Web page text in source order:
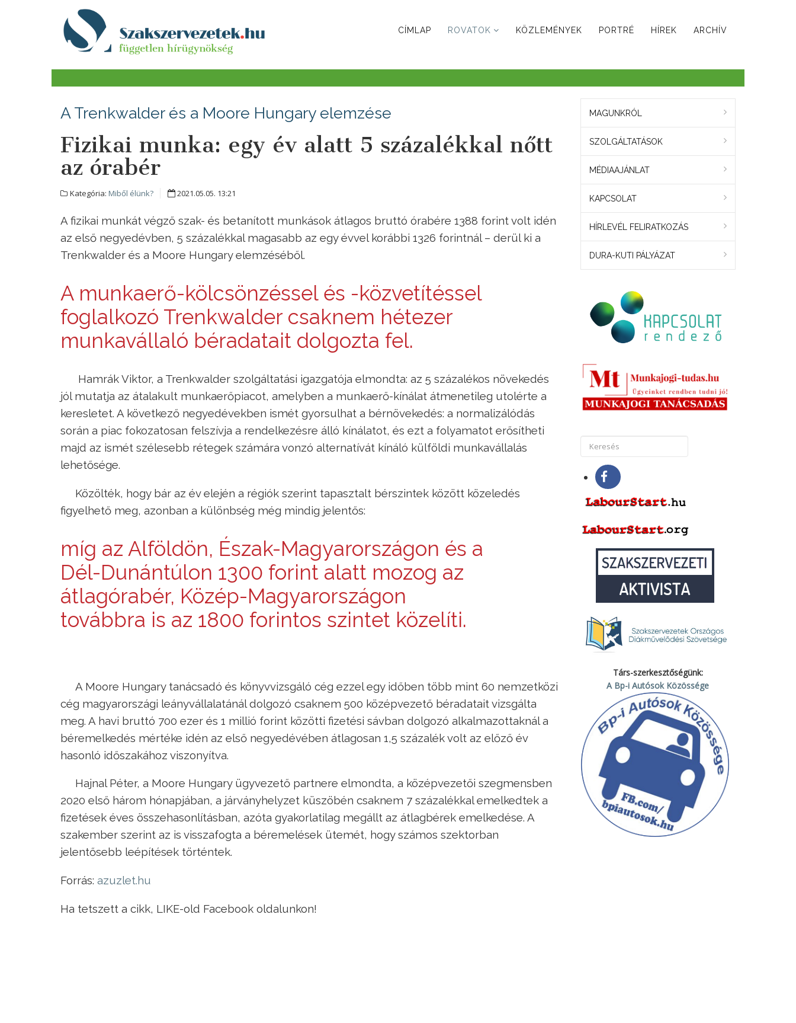
CÍMLAP ROVATOK KÖZLEMÉNYEK PORTRÉ HÍREK ARCHÍV
A Trenkwalder és a Moore Hungary elemzése
Fizikai munka: egy év alatt 5 százalékkal nőtt
az órabér
Kategória: Miből élünk? 2021.05.05. 13:21
A fizikai munkát végző szak- és betanított munkások átlagos bruttó órabére 1388 forint volt idén
az első negyedévben, 5 százalékkal magasabb az egy évvel korábbi 1326 forintnál – derül ki a
Trenkwalder és a Moore Hungary elemzéséből.
A munkaerő-kölcsönzéssel és -közvetítéssel
foglalkozó Trenkwalder csaknem hétezer
munkavállaló béradatait dolgozta fel.
Hamrák Viktor, a Trenkwalder szolgáltatási igazgatója elmondta: az 5 százalékos növekedés
jól mutatja az átalakult munkaerőpiacot, amelyben a munkaerő-kínálat átmenetileg utolérte a
keresletet. A következő negyedévekben ismét gyorsulhat a bérnövekedés: a normalizálódás
során a piac fokozatosan felszívja a rendelkezésre álló kínálatot, és ezt a folyamatot erősítheti
majd az ismét szélesebb rétegek számára vonzó alternatívát kínáló külföldi munkavállalás
lehetősége.
Közölték, hogy bár az év elején a régiók szerint tapasztalt bérszintek között közeledés
figyelhető meg, azonban a különbség még mindig jelentős:
míg az Alföldön, Észak-Magyarországon és a
Dél-Dunántúlon 1300 forint alatt mozog az
átlagórabér, Közép-Magyarországon
továbbra is az 1800 forintos szintet közelíti.
A Moore Hungary tanácsadó és könyvvizsgáló cég ezzel egy időben több mint 60 nemzetközi
cég magyarországi leányvállalatánál dolgozó csaknem 500 középvezető béradatait vizsgálta
meg. A havi bruttó 700 ezer és 1 millió forint közötti fizetési sávban dolgozó alkalmazottaknál a
béremelkedés mértéke idén az első negyedévében átlagosan 1,5 százalék volt az előző év
hasonló időszakához viszonyítva.
Hajnal Péter, a Moore Hungary ügyvezető partnere elmondta, a középvezetői szegmensben
2020 első három hónapjában, a járványhelyzet küszöbén csaknem 7 százalékkal emelkedtek a
fizetések éves összehasonlításban, azóta gyakorlatilag megállt az átlagbérek emelkedése. A
szakember szerint az is visszafogta a béremelések ütemét, hogy számos szektorban
jelentősebb leépítések történtek.
Forrás: azuzlet.hu
Ha tetszett a cikk, LIKE-old Facebook oldalunkon!
MAGUNKRÓL
SZOLGÁLTATÁSOK
MÉDIAAJÁNLAT
KAPCSOLAT
HÍRLEVÉL FELIRATKOZÁS
DURA-KUTI PÁLYÁZAT
Társ-szerkesztőségünk:
A Bp-i Autósok Közössége